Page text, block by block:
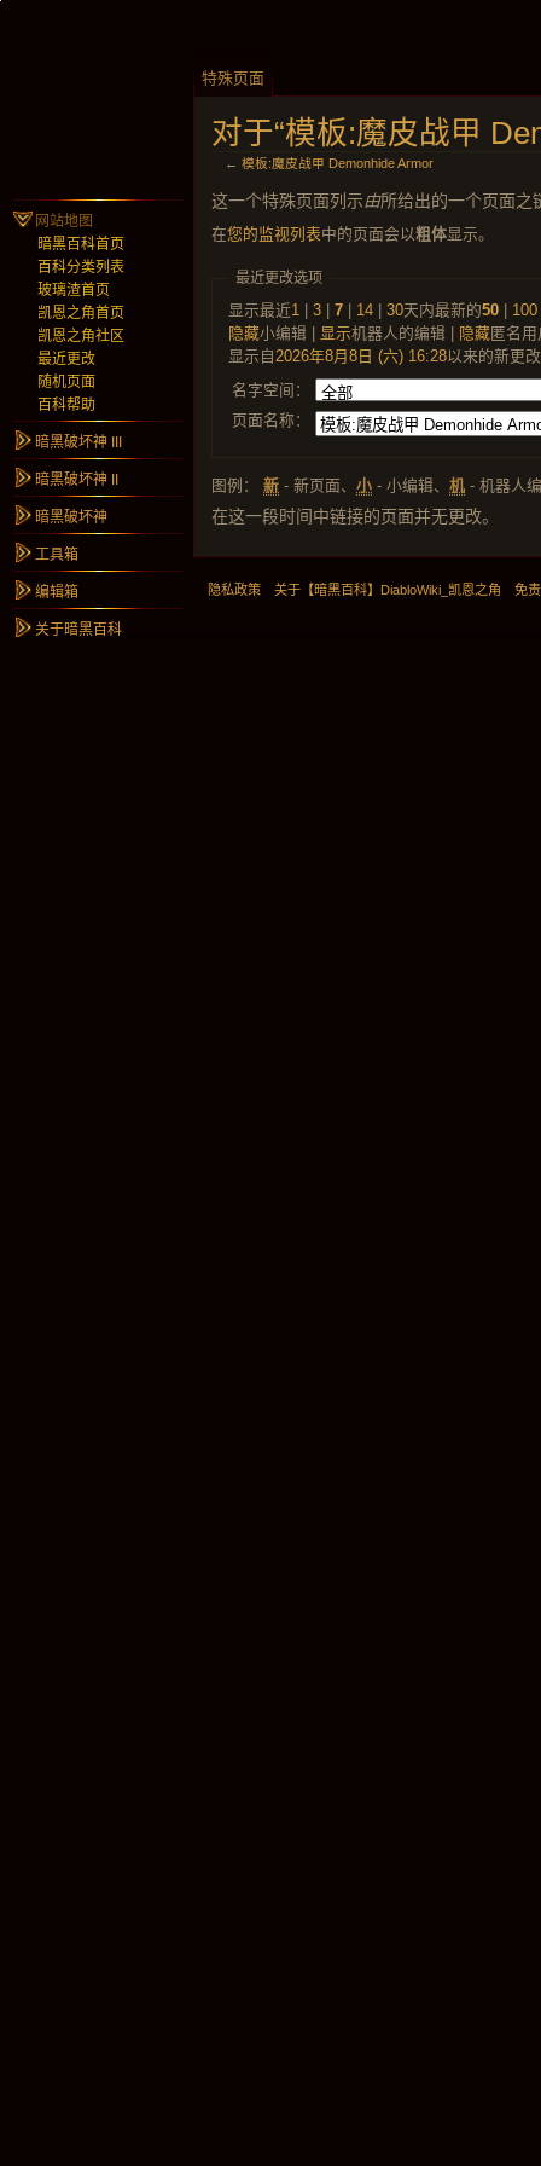
对于“模板:魔皮战甲
← 模板:魔皮战甲 Demonhide Armor
这一个特殊页面列示由所给出的一个页面之
在您的监视列表中的页面会以粗体显示。
最近更改选项
显示最近1 | 3| 7| 14| 30天内最新的50| 100
隐藏小编辑 | 显示机器人的编辑 | 隐藏匿名
显示自 2026年8月8日 (六) 16:28以来的新更改
名字空间：
页面名称：
图例： 新 - 新页面、 小 - 小编辑、 机 - 机器人
在这一段时间中链接的页面并无更改。
特殊页面
网站地图
暗黑百科首页
百科分类列表
玻璃渣首页
凯恩之角首页
凯恩之角社区
最近更改
随机页面
百科帮助
暗黑破坏神 III
暗黑破坏神 II
暗黑破坏神
工具箱
编辑箱
关于暗黑百科
隐私政策 关于【暗黑百科】DiabloWiki_凯恩之角 免